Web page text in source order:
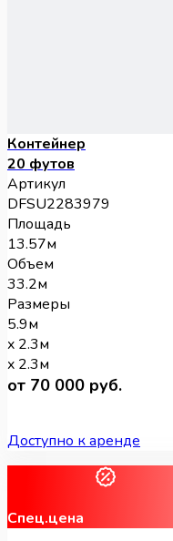
Контейнер
20 футов
Артикул
DFSU2283979
Площадь
13.57м
Объем
33.2м
Размеры
5.9м
x 2.3м
x 2.3м
от 70 000 руб.
Доступно к аренде
Спец.цена